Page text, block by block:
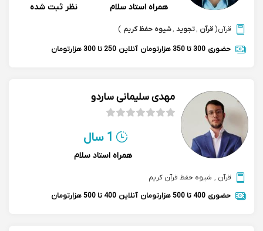
همراه استاد سلام نظر ثبت شده
قرآن(قرآن ,تجوید ,شیوه حفظ کریم )
حضوری 300 تا 350 هزارتومان آنلاین 250 تا 300 هزارتومان
مهدی سلیمانی ساردو
1 سال
همراه استاد سلام
قرآن , شیوه حفظ قرآن کریم
حضوری 400 تا 500 هزارتومان آنلاین 400 تا 500 هزارتومان